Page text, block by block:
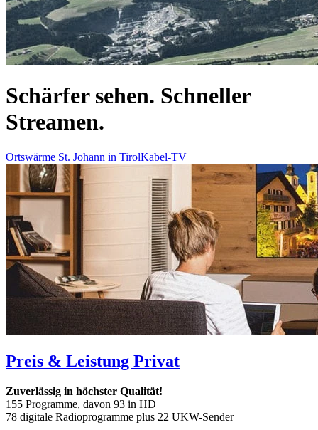
Schärfer sehen. Schneller
Streamen.
Ortswärme St. Johann in TirolKabel-TV
Preis & Leistung Privat
Zuverlässig in höchster Qualität!
155 Programme, davon 93 in HD
78 digitale Radioprogramme plus 22 UKW-Sender